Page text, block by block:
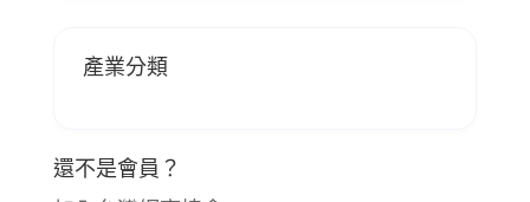
產業分類
還不是會員？